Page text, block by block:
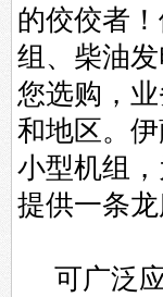
的佼佼者
组、柴油
您选购，
和地区。
小型机组
提供一条
可广泛应